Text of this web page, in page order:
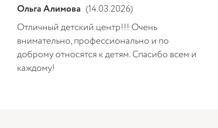
Алимова (14.03.2026)
детский центр!!! Очень
профессионально и по
относятся к детям. Спасибо всем и